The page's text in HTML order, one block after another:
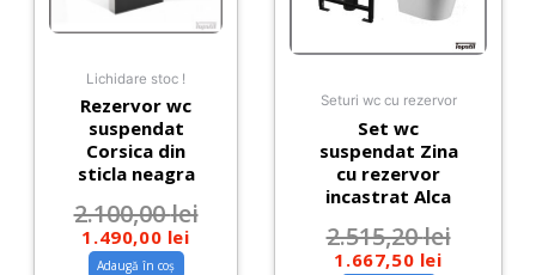
Lichidare stoc !
Rezervor wc
suspendat
Corsica din
sticla neagra
2.100,00lei
1.490,00 lei
Adaugă în coș
Seturi wc cu rezervor
Set wc
suspendat Zina
cu rezervor
incastrat Alca
2.515,20lei
1.667,50 lei